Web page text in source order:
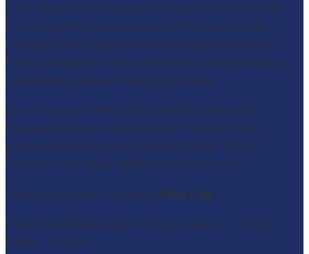
UTM odkaz ti umožňuje sdílet odkazy na naše stránky.
Pomocí těchto odkazů budeme moci automaticky
sledovat všechen pohyb realizovaný prostřednictvím
tvých propagačních akcí a poskytnout ti přesné údaje o
návštěvách stránek a nákupech produktů.
Chceš-li vytvořit odkaz UTM, přejdi do svého účtu
Elopage Publisher a vyber Affiliate links and more. V
pravém horním rohu vyber tlačítko Create. Níže je
uvedeno, co je třeba vybrat na každé stránce:
What do you want to create? Plain Link
Select an affiliate program: Kódy moudrosti – Gregg
Braden – Cesko